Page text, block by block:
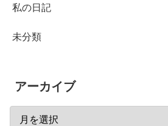
私の日記
未分類
アーカイブ